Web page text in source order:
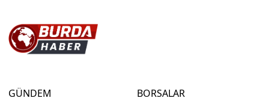
GÜNDEM
BORSALAR